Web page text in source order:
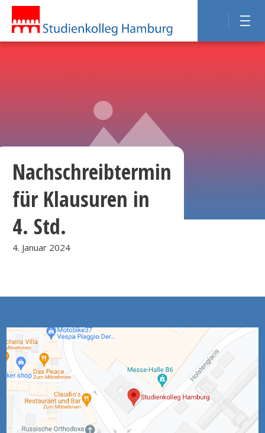
Nachschreibtermin
für Klausuren in
4. Std.
4. Januar 2024